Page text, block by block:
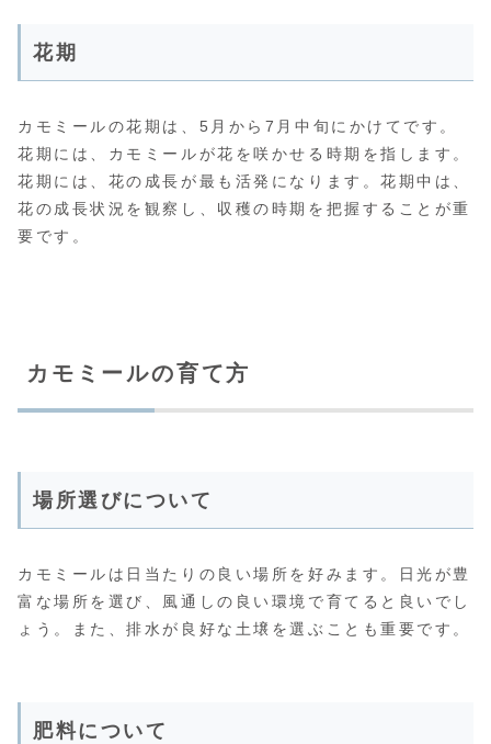
花期
カモミールの花期は、5月から7月中旬にかけてです。
花期には、カモミールが花を咲かせる時期を指します。
花期には、花の成長が最も活発になります。花期中は、
花の成長状況を観察し、収穫の時期を把握することが重
要です。
カモミールの育て方
場所選びについて
カモミールは日当たりの良い場所を好みます。日光が豊
富な場所を選び、風通しの良い環境で育てると良いでし
ょう。また、排水が良好な土壌を選ぶことも重要です。
肥料について